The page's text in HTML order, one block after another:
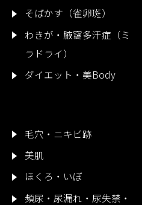
そばかす（雀卵斑）
わきが・腋窩多汗症（ミ
ラドライ）
ダイエット・美Body
毛穴・ニキビ跡
美肌
ほくろ・いぼ
頻尿・尿漏れ・尿失禁・